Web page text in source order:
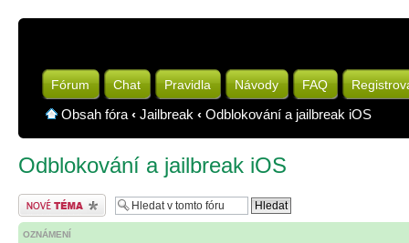
Fórum Chat Pravidla Návody FAQ
Obsah fóra ‹ Jailbreak ‹ Odblokování a jailbreak iOS
Odblokování a jailbreak iOS
Odeslat nové téma
OZNÁMENÍ